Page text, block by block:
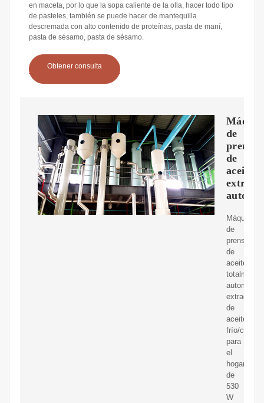
en maceta, por lo que la sopa caliente de la olla, hacer todo tipo
de pasteles, también se puede hacer de mantequilla
descremada con alto contenido de proteínas, pasta de maní,
pasta de sésamo, pasta de sésamo.
Obtener consulta
de
prensa
de
aceite,
Máquina
de
prensa
de
aceite
totalmente
extractor
de
aceite
frío/
para
el
hogar
de
530
W